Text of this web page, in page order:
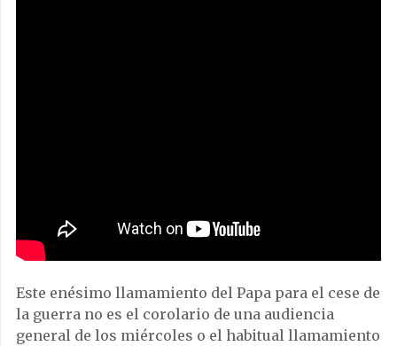
Este enésimo llamamiento del Papa para el cese de
la guerra no es el corolario de una audiencia
general de los miércoles o el habitual llamamiento